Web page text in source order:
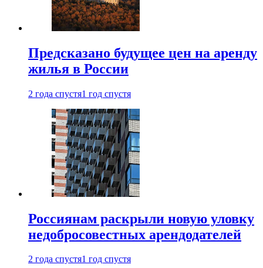
Предсказано будущее цен на аренду
жилья в России
2 года спустя1 год спустя
Россиянам раскрыли новую уловку
недобросовестных арендодателей
2 года спустя1 год спустя